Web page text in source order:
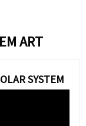
ART
SYSTEM